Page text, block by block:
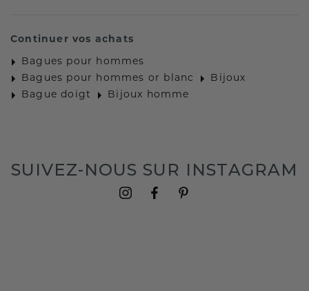
Continuer vos achats
Bagues pour hommes
Bagues pour hommes or blanc
Bijoux
Bague doigt
Bijoux homme
SUIVEZ-NOUS SUR INSTAGRAM